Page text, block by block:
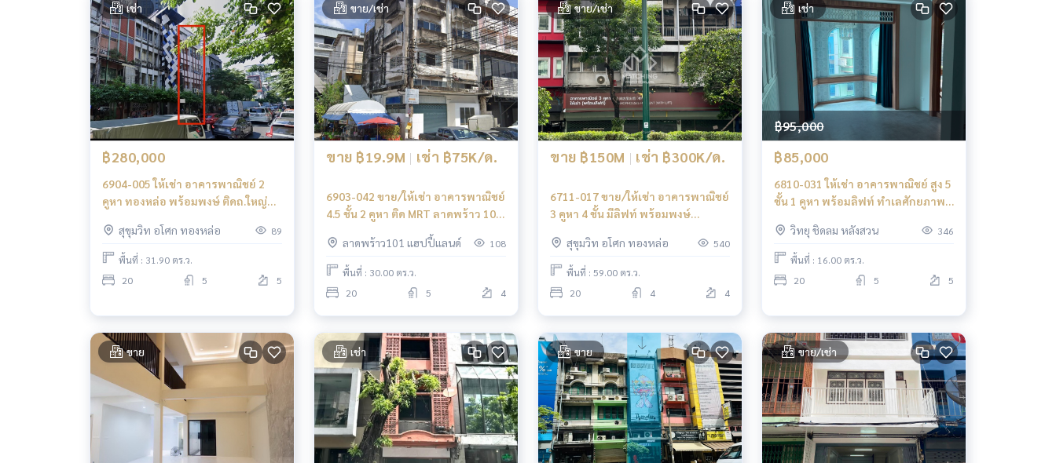
เช่า
฿280,000
6904-005 ให้เช่า อาคารพาณิชย์ 2
คูหา ทองหล่อ พร้อมพงษ์ ติดถ.ใหญ่
สุขุมวิท อโศก ทองหล่อ
89
พื้นที่ : 31.90 ตร.ว.
20
5 5
ขาย/เช่า
ขาย ฿19.9M | เช่า ฿75K/ด.
6903-042 ขาย/ให้เช่า อาคารพาณิชย์
4.5 ชั้น 2 คูหา ติด MRT ลาดพร้าว 101
ทำเลทองพร้อมลุยธุรกิจ
ลาดพร้าว101 แฮปปี้แลนด์
108
พื้นที่ : 30.00 ตร.ว.
20
5 4
ขาย/เช่า
ขาย ฿150M | เช่า ฿300K/ด.
6711-017 ขาย/ให้เช่า อาคารพาณิชย์
3 คูหา 4 ชั้น มีลิฟท์ พร้อมพงษ์
พร้อมพงษ์-ทองหล่อ
สุขุมวิท อโศก ทองหล่อ 540
พื้นที่ : 59.00 ตร.ว.
20
4 4
เช่า
฿95,000
฿85,000
6810-031 ให้เช่า อาคารพาณิชย์ สูง 5
ชั้น 1 คูหา พร้อมลิฟท์ ทำเลศักยภาพ
วิทยุ ชิดลม หลังสวน
346
พื้นที่ : 16.00 ตร.ว.
20
5 5
ขาย เช่า ขาย ขาย/เช่า